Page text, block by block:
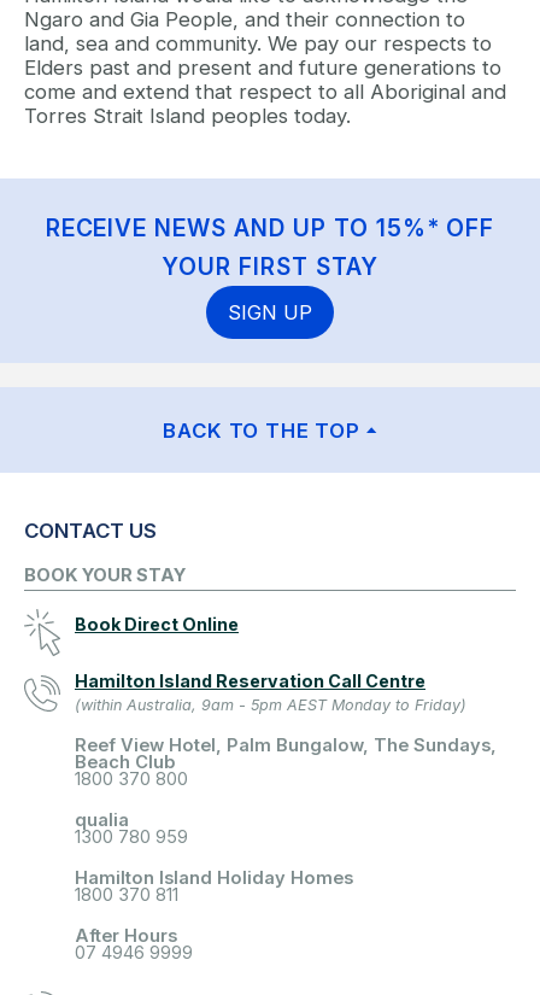
Ngaro and Gia People, and their connection to
land, sea and community. We pay our respects to
Elders past and present and future generations to
come and extend that respect to all Aboriginal and
Torres Strait Island peoples today.
RECEIVE NEWS AND UP TO 15%* OFF
YOUR FIRST STAY
SIGN UP
BACK TO THE TOP
CONTACT US
BOOK YOUR STAY
Book Direct Online
Hamilton Island Reservation Call Centre
(within Australia, 9am - 5pm AEST Monday to Friday)
Reef View Hotel, Palm Bungalow, The Sundays,
Beach Club
1800 370 800
qualia
1300 780 959
Hamilton Island Holiday Homes
1800 370 811
After Hours
07 4946 9999